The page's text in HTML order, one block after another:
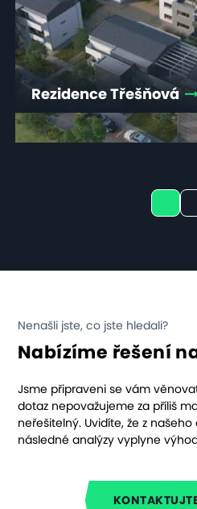
Rezidence Třešňová
Nenašli jste, co jste hledali?
Nabízíme řešení
Jsme připraveni se vám
dotaz nepovažujeme za příliš
neřešitelný. Uvidíte, že z
následné analýzy vyplyne